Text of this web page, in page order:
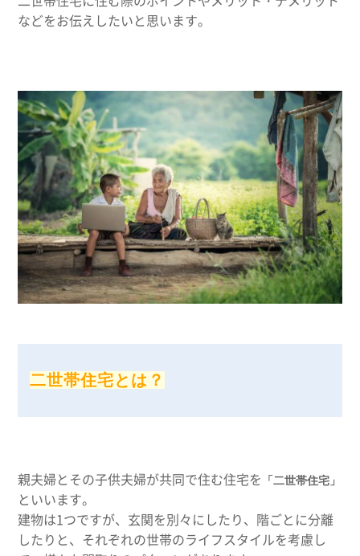
などをお伝えしたいと思います。
二世帯住宅とは？
親夫婦とその子供夫婦が共同で住む住宅を 「二世帯住宅」
といいます。
建物は1つですが、玄関を別々にしたり、階ごとに分離
したりと、それぞれの世帯のライフスタイルを考慮し